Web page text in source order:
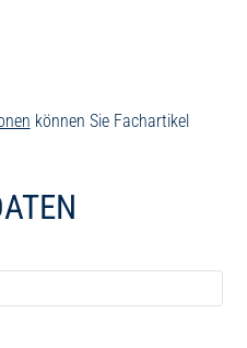
können Sie Fachartikel